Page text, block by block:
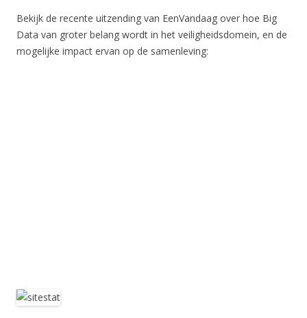
Bekijk de recente uitzending van EenVandaag over hoe Big
Data van groter belang wordt in het veiligheidsdomein, en de
mogelijke impact ervan op de samenleving: